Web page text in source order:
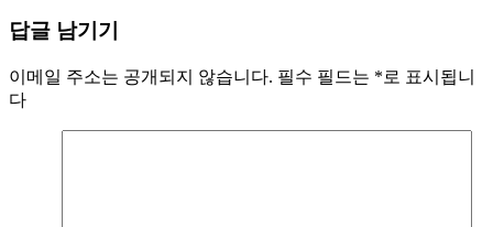
답글 남기기
이메일 주소는 공개되지 않습니다. 필수 필드는 *로 표시됩니
다